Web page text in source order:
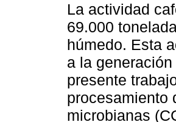
La actividad
69.000
húmedo. Esta
a la
presente
procesamiento
microbianas